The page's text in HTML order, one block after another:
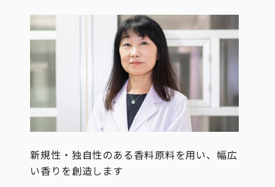
新規性・独自性のある香料原料を用い、幅広
い香りを創造します